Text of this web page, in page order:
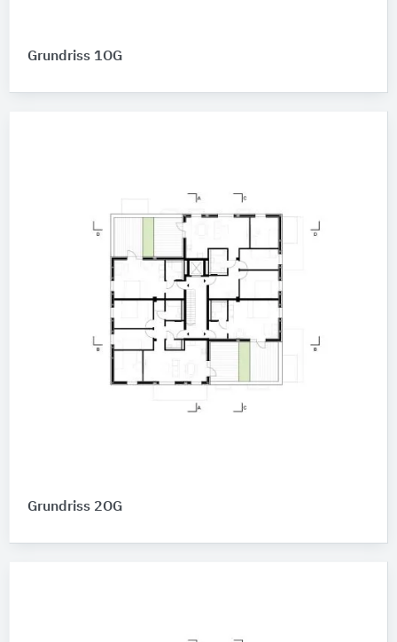
Grundriss 1OG
Grundriss 2OG